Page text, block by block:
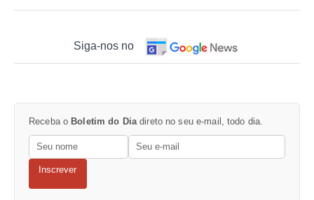
Siga-nos no
Receba o Boletim do Diadireto no seu e-mail, todo dia.
Inscrever